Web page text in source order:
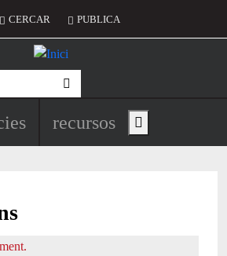
del compte d'usuari
CERCAR PUBLICA
principal de
recursos Show main menu